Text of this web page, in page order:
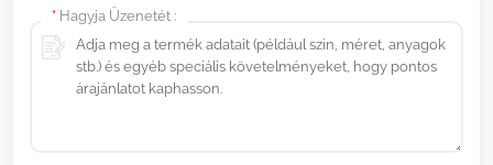
* Hagyja Üzenetét :